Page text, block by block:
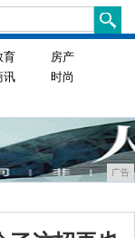
育
房产
讯
时尚
广告